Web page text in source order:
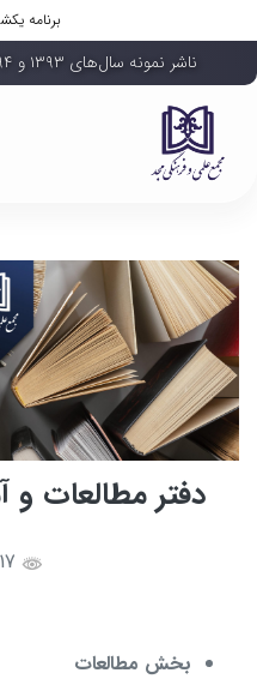
برنامه
ناشر نمونه سال‌های ۱۳۹۳ و ۱۳۹۴ و ۱۳۹۷ جمهوری اسلامی ایران
دفتر مطالعات
بخش مطالعات